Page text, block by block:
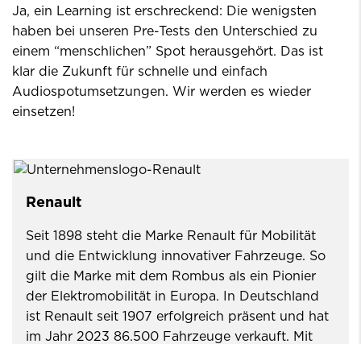
Ja, ein Learning ist erschreckend: Die wenigsten
haben bei unseren Pre-Tests den Unterschied zu
einem “menschlichen” Spot herausgehört. Das ist
klar die Zukunft für schnelle und einfach
Audiospotumsetzungen. Wir werden es wieder
einsetzen!
Renault
Seit 1898 steht die Marke Renault für Mobilität
und die Entwicklung innovativer Fahrzeuge. So
gilt die Marke mit dem Rombus als ein Pionier
der Elektromobilität in Europa. In Deutschland
ist Renault seit 1907 erfolgreich präsent und hat
im Jahr 2023 86.500 Fahrzeuge verkauft. Mit